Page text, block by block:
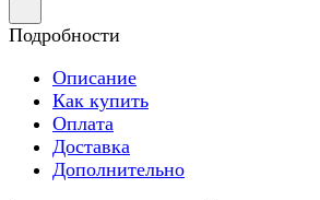
Подробности
Описание
Как купить
Оплата
Доставка
Дополнительно